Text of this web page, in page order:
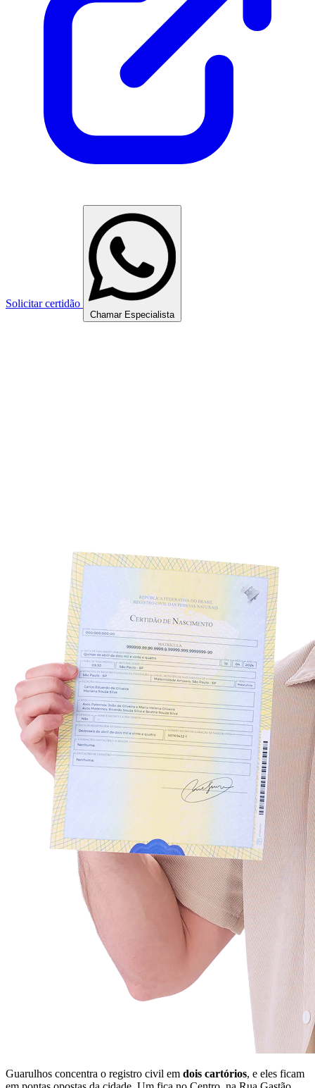
Solicitar certidão
Chamar Especialista
Guarulhos concentra o registro civil em dois cartórios, e eles ficam